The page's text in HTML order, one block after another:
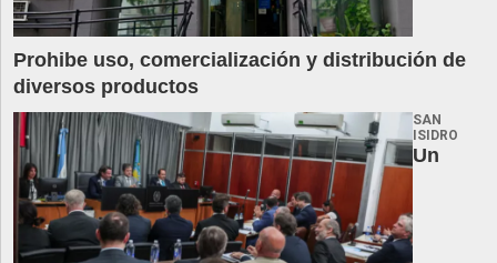
Prohibe uso, comercialización y distribución de
diversos productos
SAN
ISIDRO
Un